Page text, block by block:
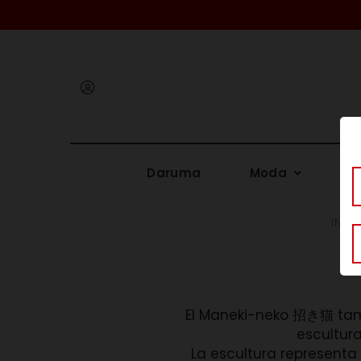
Iniciar
Daruma Moda
El Maneki-neko 招き猫
La escultura